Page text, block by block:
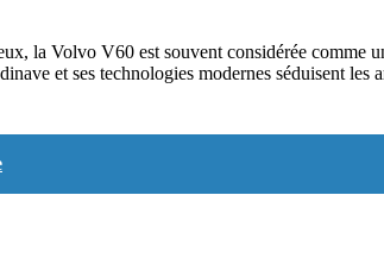
la Volvo V60 est souvent considérée comme
et ses technologies modernes séduisent les